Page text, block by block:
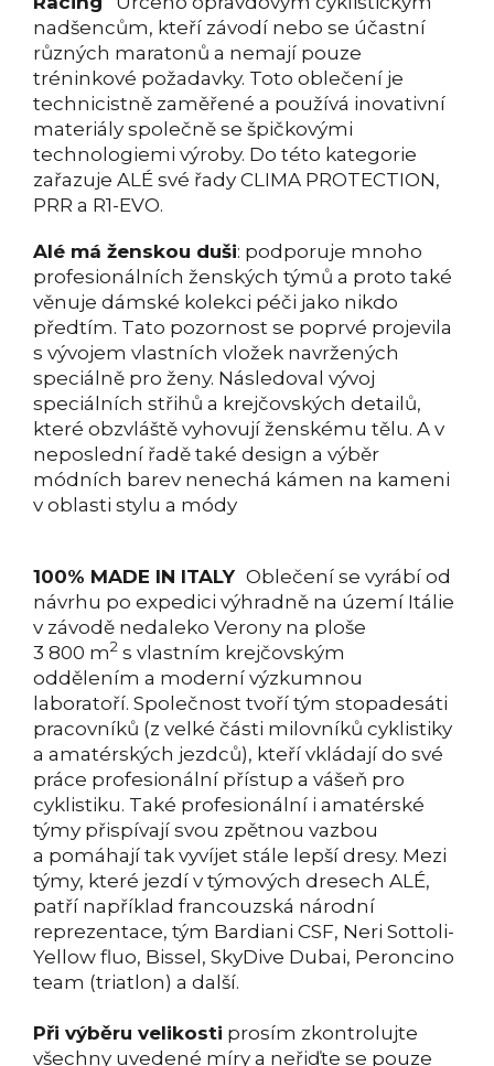
nadšencům, kteří závodí nebo se účastní
různých maratonů a nemají pouze
tréninkové požadavky. Toto oblečení je
technicistně zaměřené a používá inovativní
materiály společně se špičkovými
technologiemi výroby. Do této kategorie
zařazuje ALÉ své řady CLIMA PROTECTION,
PRR a R1-EVO.
Alé má ženskou duši: podporuje mnoho
profesionálních ženských týmů a proto také
věnuje dámské kolekci péči jako nikdo
předtím. Tato pozornost se poprvé projevila
s vývojem vlastních vložek navržených
speciálně pro ženy. Následoval vývoj
speciálních střihů a krejčovských detailů,
které obzvláště vyhovují ženskému tělu. A v
neposlední řadě také design a výběr
módních barev nenechá kámen na kameni
v oblasti stylu a módy
100% MADE IN ITALY Oblečení se vyrábí od
návrhu po expedici výhradně na území Itálie
v závodě nedaleko Verony na ploše
3 800 m2 s vlastním krejčovským
oddělením a moderní výzkumnou
laboratoří. Společnost tvoří tým stopadesáti
pracovníků (z velké části milovníků cyklistiky
a amatérských jezdců), kteří vkládají do své
práce profesionální přístup a vášeň pro
cyklistiku. Také profesionální i amatérské
týmy přispívají svou zpětnou vazbou
a pomáhají tak vyvíjet stále lepší dresy. Mezi
týmy, které jezdí v týmových dresech ALÉ,
patří například francouzská národní
reprezentace, tým Bardiani CSF, Neri Sottoli-
Yellow fluo, Bissel, SkyDive Dubai, Peroncino
team (triatlon) a další.
Při výběru velikosti prosím zkontrolujte
všechny uvedené míry a neřiďte se pouze